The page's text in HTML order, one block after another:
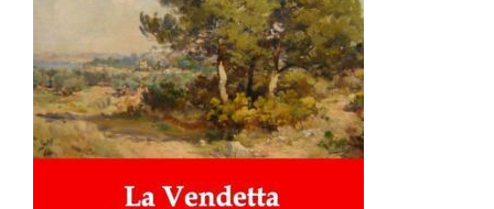
AJOUTER AU PANIER / DÉTAILS